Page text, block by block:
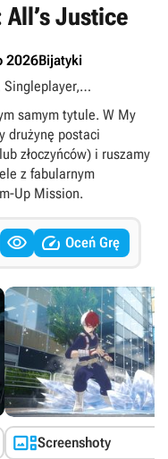
Justice
2026Bijatyki
samym tytule. W My
drużynę postaci
złoczyńców) i ruszamy
z fabularnym
Up Mission.
  Oceń Grę
Screenshoty